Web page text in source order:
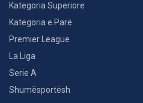
Kategoria Superiore
Kategoria e Parë
Premier League
La Liga
Serie A
Shumësportësh